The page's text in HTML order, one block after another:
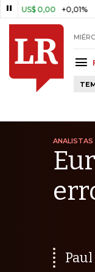
+0,01% ORO
ANALISTAS